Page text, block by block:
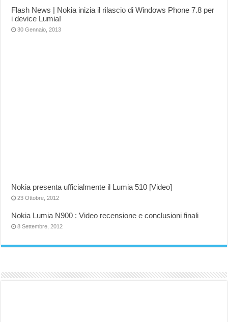
Flash News | Nokia inizia il rilascio di Windows Phone 7.8 per
i device Lumia!
30 Gennaio, 2013
Nokia presenta ufficialmente il Lumia 510 [Video]
23 Ottobre, 2012
Nokia Lumia N900 : Video recensione e conclusioni finali
8 Settembre, 2012